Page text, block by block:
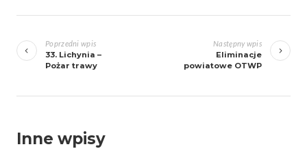
wpisyPoprzedni wpis
33. Lichynia –
Pożar trawy
Następny wpis
Eliminacje
powiatowe OTWP
Inne wpisy